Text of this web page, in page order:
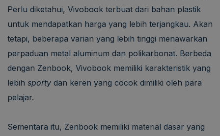
Perlu diketahui, Vivobook terbuat dari bahan plastik
untuk mendapatkan harga yang lebih terjangkau. Akan
tetapi, beberapa varian yang lebih tinggi menawarkan
perpaduan metal aluminum dan polikarbonat. Berbeda
dengan Zenbook, Vivobook memiliki karakteristik yang
lebih sporty dan keren yang cocok dimiliki oleh para
pelajar.
Sementara itu, Zenbook memiliki material dasar yang